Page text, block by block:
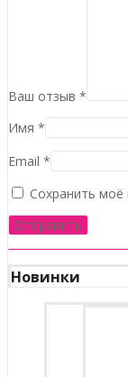
Ваш отзыв *
Имя *
Email *
Сохранить моё
Новинки